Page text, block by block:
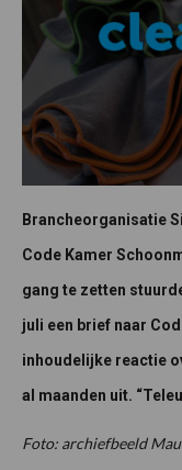
Brancheorganisatie
Code Kamer
gang te zetten
juli een brief naar
inhoudelijke reactie
al maanden uit.
Foto: archiefbeeld